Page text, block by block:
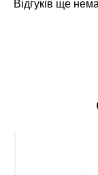
Відгуків ще